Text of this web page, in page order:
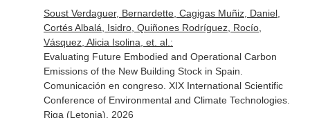
Soust Verdaguer, Bernardette, Cagigas Muñiz, Daniel,
Cortés Albalá, Isidro, Quiñones Rodríguez, Rocío,
Vásquez, Alicia Isolina, et. al.:
Evaluating Future Embodied and Operational Carbon
Emissions of the New Building Stock in Spain.
Comunicación en congreso. XIX International Scientific
Conference of Environmental and Climate Technologies.
Riga (Letonia). 2026